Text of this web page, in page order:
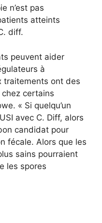
n’est pas
atteints
diff.
peuvent aider
à
traitements ont des
certains
« Si quelqu’un
avec C. Diff, alors
candidat pour
fécale. Alors que les
sains pourraient
les spores